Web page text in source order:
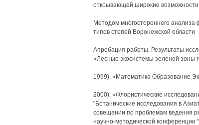
открывающей широкие
Методом многостороннего анализа
типов степей Воронежской области
Апробация работы. Результаты
«Лесные экосистемы зеленой зоны
1999), «Математика Образование
2000), «Флористические
"Ботанические исследования в
совещании по проблемам ведения
научно-методической